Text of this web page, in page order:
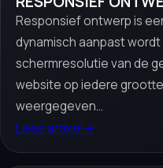
Responsief ontwerp is
dynamisch aanpast
schermresolutie van de
website op iedere
weergegeven...
Lees artikel→